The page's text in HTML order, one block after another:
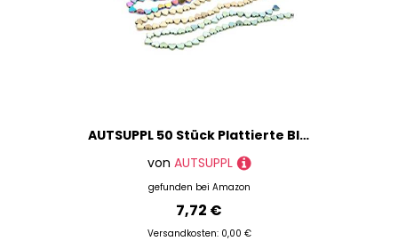
AUTSUPPL 50 Stück Plattierte Blaue Steinperlen Herzform Kreative DIY Schmuckperlen Für Armband Halskette Basteln Halbzeuge
von AUTSUPPL
gefunden bei Amazon
7,72 €
Versandkosten: 0,00 €